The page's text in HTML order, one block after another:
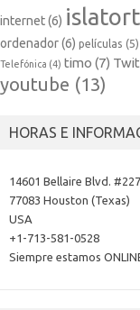
internet(6)
ordenador(6) películas (5)
Telefónica (4) timo (7)
youtube (13)
HORAS E
14601 Bellaire Blvd. #227
77083 Houston (Texas)
USA
+1-713-581-0528
Siempre estamos